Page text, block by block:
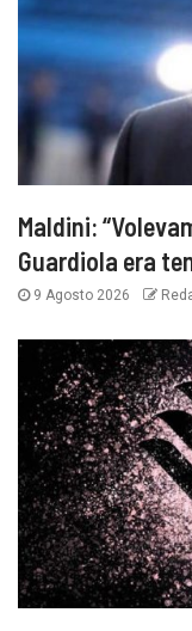
Maldini:
Guardiola era
9 Agosto 2026